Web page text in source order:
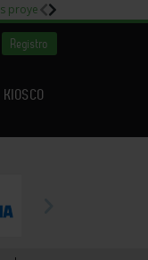
proyecto Fiora
Registro
KIOSCO